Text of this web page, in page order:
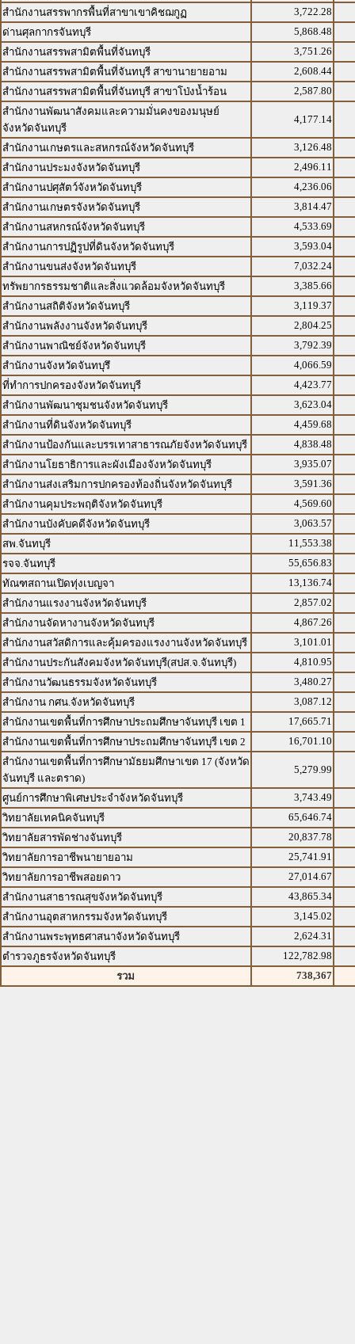
สำนักงานสรรพากรพื้นที่สาขาเขาคิชฌกูฏ
3,722.28
ด่านศุลกากรจันทบุรี
5,868.48
สำนักงานสรรพสามิตพื้นที่จันทบุรี
3,751.26
สำนักงานสรรพสามิตพื้นที่จันทบุรี สาขานายายอาม
2,608.44
สำนักงานสรรพสามิตพื้นที่จันทบุรี สาขาโป่งน้ำร้อน
2,587.80
สำนักงานพัฒนาสังคมและความมั่นคงของมนุษย์
จังหวัดจันทบุรี
4,177.14
สำนักงานเกษตรและสหกรณ์จังหวัดจันทบุรี
3,126.48
สำนักงานประมงจังหวัดจันทบุรี
2,496.11
สำนักงานปศุสัตว์จังหวัดจันทบุรี
4,236.06
สำนักงานเกษตรจังหวัดจันทบุรี
3,814.47
สำนักงานสหกรณ์จังหวัดจันทบุรี
4,533.69
สำนักงานการปฏิรูปที่ดินจังหวัดจันทบุรี
3,593.04
สำนักงานขนส่งจังหวัดจันทบุรี
7,032.24
ทรัพยากรธรรมชาติและสิ่งแวดล้อมจังหวัดจันทบุรี
3,385.66
สำนักงานสถิติจังหวัดจันทบุรี
3,119.37
สำนักงานพลังงานจังหวัดจันทบุรี
2,804.25
สำนักงานพาณิชย์จังหวัดจันทบุรี
3,792.39
สำนักงานจังหวัดจันทบุรึ
4,066.59
ที่ทำการปกครองจังหวัดจันทบุรี
4,423.77
สำนักงานพัฒนาชุมชนจังหวัดจันทบุรี
3,623.04
สำนักงานที่ดินจังหวัดจันทบุรี
4,459.68
สำนักงานป้องกันและบรรเทาสาธารณภัยจังหวัดจันทบุรี
4,838.48
สำนักงานโยธาธิการและผังเมืองจังหวัดจันทบุรี
3,935.07
สำนักงานส่งเสริมการปกครองท้องถิ่นจังหวัดจันทบุรี
3,591.36
สำนักงานคุมประพฤติจังหวัดจันทบุรี
4,569.60
สำนักงานบังคับคดีจังหวัดจันทบุรี
3,063.57
สพ.จันทบุรี
11,553.38
รจจ.จันทบุรี
55,656.83
ทัณฑสถานเปิดทุ่งเบญจา
13,136.74
สำนักงานแรงงานจังหวัดจันทบุรี
2,857.02
สำนักงานจัดหางานจังหวัดจันทบุรี
4,867.26
สำนักงานสวัสดิการและคุ้มครองแรงงานจังหวัดจันทบุรี
3,101.01
สำนักงานประกันสังคมจังหวัดจันทบุรี(สปส.จ.จันทบุรี)
4,810.95
สำนักงานวัฒนธรรมจังหวัดจันทบุรี
3,480.27
สำนักงาน กศน.จังหวัดจันทบุรี
3,087.12
สำนักงานเขตพื้นที่การศึกษาประถมศึกษาจันทบุรี เขต 1
17,665.71
สำนักงานเขตพื้นที่การศึกษาประถมศึกษาจันทบุรี เขต 2
16,701.10
สำนักงานเขตพื้นที่การศึกษามัธยมศึกษาเขต 17 (จังหวัด
จันทบุรี และตราด)
5,279.99
ศูนย์การศึกษาพิเศษประจำจังหวัดจันทบุรี
3,743.49
วิทยาลัยเทคนิคจันทบุรี
65,646.74
วิทยาลัยสารพัดช่างจันทบุรี
20,837.78
วิทยาลัยการอาชีพนายายอาม
25,741.91
วิทยาลัยการอาชีพสอยดาว
27,014.67
สำนักงานสาธารณสุขจังหวัดจันทบุรี
43,865.34
สำนักงานอุตสาหกรรมจังหวัดจันทบุรี
3,145.02
สำนักงานพระพุทธศาสนาจังหวัดจันทบุรี
2,624.31
ตำรวจภูธรจังหวัดจันทบุรี
122,782.98
รวม
738,367